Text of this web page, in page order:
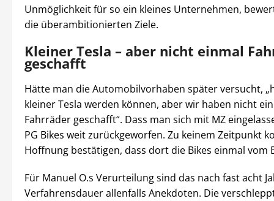
Unmöglichkeit für so ein kleines Unternehmen,
die überambitionierten Ziele.
Kleiner Tesla – aber nicht einmal
geschafft
Hätte man die Automobilvorhaben später versucht,
kleiner Tesla werden können, aber wir haben nicht
Fahrräder geschafft“. Dass man sich mit MZ
PG Bikes weit zurückgeworfen. Zu keinem Zeitpunkt
Hoffnung bestätigen, dass dort die Bikes einmal vom
Für Manuel O.s Verurteilung sind das nach fast acht
Verfahrensdauer allenfalls Anekdoten. Die